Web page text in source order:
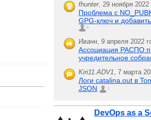
fhunter, 29 ноября
Проблема с
GPG-ключ и
6
Иванн, 9 апреля 2022
Ассоциация РАСПО
учредительное
Kiri11.ADV1, 7 марта
Логи catalina.out в
JSON
1
DevOps as a